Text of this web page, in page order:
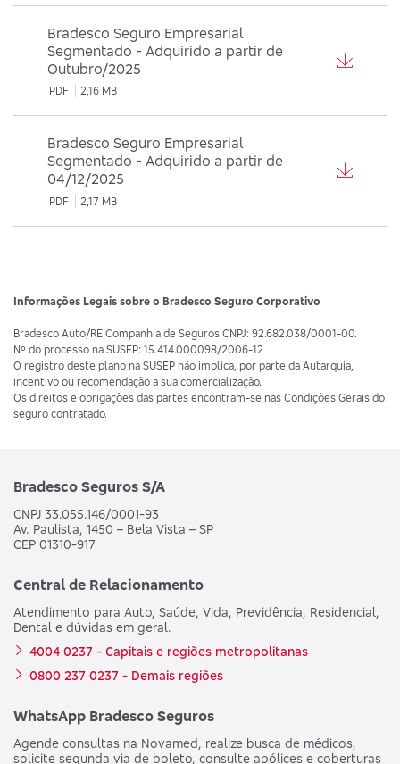
Bradesco Seguro Empresarial
Segmentado - Adquirido a partir de
Outubro/2025
PDF 2,16 MB
Bradesco Seguro Empresarial
Segmentado - Adquirido a partir de
04/12/2025
PDF 2,17 MB
Informações Legais sobre o Bradesco Seguro Corporativo
Bradesco Auto/RE Companhia de Seguros CNPJ: 92.682.038/0001-00.
Nº do processo na SUSEP: 15.414.000098/2006-12
O registro deste plano na SUSEP não implica, por parte da Autarquia,
incentivo ou recomendação a sua comercialização.
Os direitos e obrigações das partes encontram-se nas Condições Gerais do
seguro contratado.
Bradesco Seguros S/A
CNPJ 33.055.146/0001-93
Av. Paulista, 1450 – Bela Vista – SP
CEP 01310-917
Central de Relacionamento
Atendimento para Auto, Saúde, Vida, Previdência, Residencial,
Dental e dúvidas em geral.
4004 0237 - Capitais e regiões metropolitanas
0800 237 0237 - Demais regiões
WhatsApp Bradesco Seguros
Agende consultas na Novamed, realize busca de médicos,
solicite segunda via de boleto, consulte apólices e coberturas